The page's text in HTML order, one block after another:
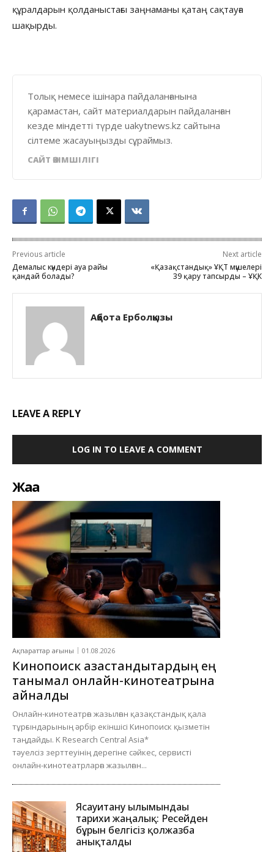
құралдарын қолданыстағы заңнаманы қатаң сақтауға
шақырды.
Толық немесе ішінара пайдаланғанына
қарамастан, сайт материалдарын пайдаланған
кезде міндетті түрде uakytnews.kz сайтына
сілтеме жасауыңызды сұраймыз.
САЙТ ӘКІМШІЛІГІ
Previous article
Демалыс күндері ауа райы
қандай болады?
Next article
«Қазақстандық» ҰҚТ мүшелері
39 қару тапсырды – ҰҚК
Ақбота Ерболқызы
LEAVE A REPLY
LOG IN TO LEAVE A COMMENT
Жаңа
Ақпараттар ағыны 01.08.2026
Кинопоиск қазақстандықтардың ең
танымал онлайн-кинотеатрына
айналды
Онлайн-кинотеатрға жазылған қазақстандық қала
тұрғындарының әрбір екіншісі Кинопоиск қызметін
таңдайды. K Research Central Asia*
тәуелсіз зерттеуінің дерегіне сәйкес, сервисті
онлайн-кинотеатрларға жазылған...
Ясауитану ғылымындағы
тарихи жаңалық: Ресейден
бұрын белгісіз қолжазба
анықталды